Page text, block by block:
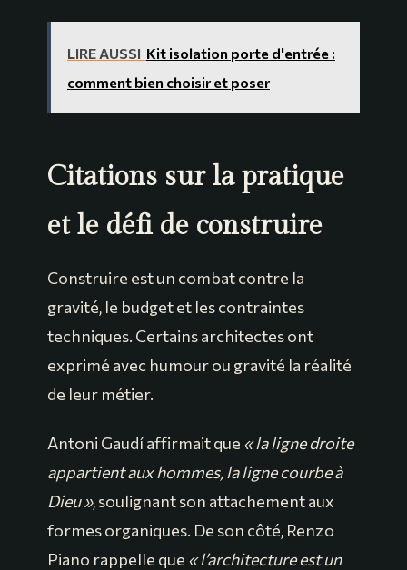
LIRE AUSSI Kit isolation porte d'entrée :
comment bien choisir et poser
Citations sur la pratique
et le défi de construire
Construire est un combat contre la
gravité, le budget et les contraintes
techniques. Certains architectes ont
exprimé avec humour ou gravité la réalité
de leur métier.
Antoni Gaudí affirmait que « la ligne droite
appartient aux hommes, la ligne courbe à
Dieu », soulignant son attachement aux
formes organiques. De son côté, Renzo
Piano rappelle que « l’architecture est un